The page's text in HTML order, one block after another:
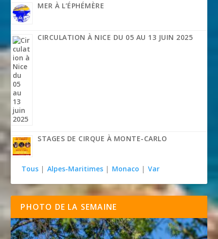
MER À L’ÉPHÉMÈRE
CIRCULATION À NICE DU 05 AU 13 JUIN 2025
STAGES DE CIRQUE À MONTE-CARLO
Tous | Alpes-Maritimes | Monaco | Var
PHOTO DE LA SEMAINE